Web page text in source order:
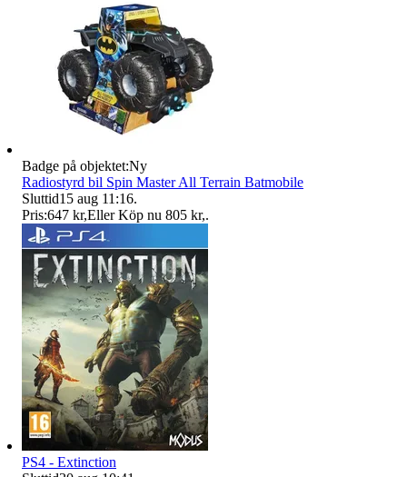
Badge på objektet:Ny
Radiostyrd bil Spin Master All Terrain Batmobile
Sluttid15 aug 11:16.
Pris:647 kr,Eller Köp nu 805 kr,.
PS4 - Extinction